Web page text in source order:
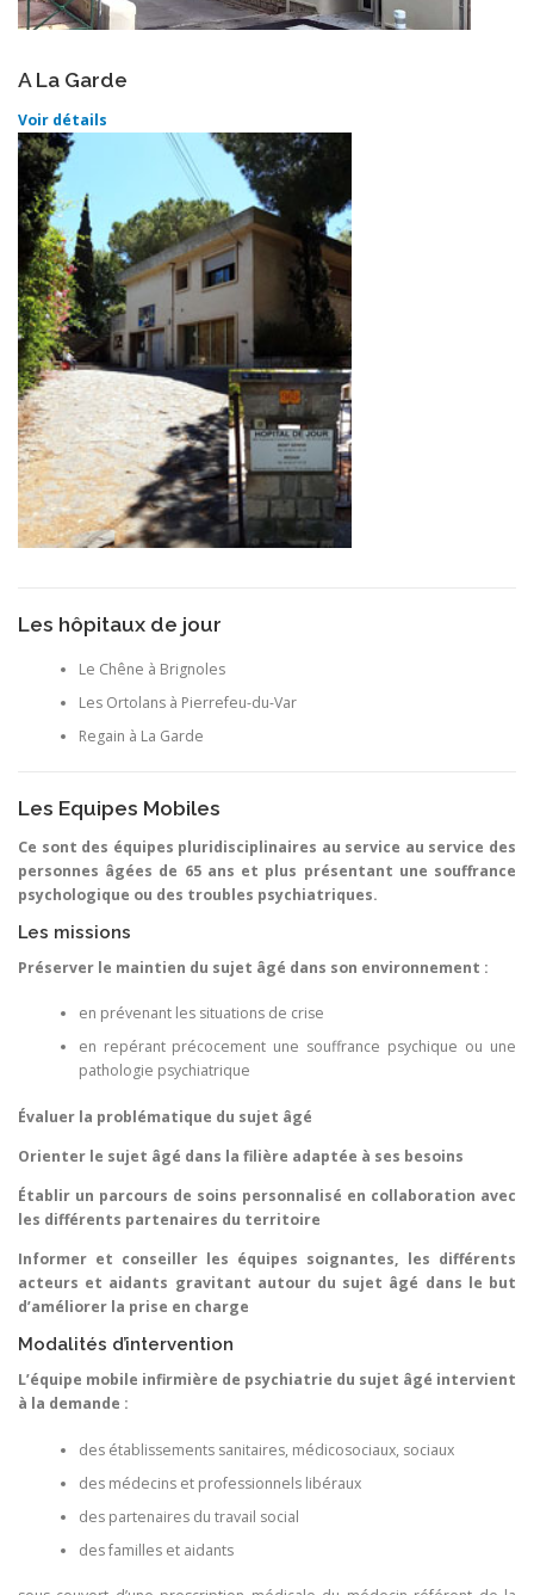
A La Garde
Voir détails
Les hôpitaux de jour
Le Chêne à Brignoles
Les Ortolans à Pierrefeu-du-Var
Regain à La Garde
Les Equipes Mobiles
Ce sont des équipes pluridisciplinaires au service au service des
personnes âgées de 65 ans et plus présentant une souffrance
psychologique ou des troubles psychiatriques.
Les missions
Préserver le maintien du sujet âgé dans son environnement :
en prévenant les situations de crise
en repérant précocement une souffrance psychique ou une
pathologie psychiatrique
Évaluer la problématique du sujet âgé
Orienter le sujet âgé dans la filière adaptée à ses besoins
Établir un parcours de soins personnalisé en collaboration avec
les différents partenaires du territoire
Informer et conseiller les équipes soignantes, les différents
acteurs et aidants gravitant autour du sujet âgé dans le but
d’améliorer la prise en charge
Modalités d’intervention
L’équipe mobile infirmière de psychiatrie du sujet âgé intervient
à la demande :
des établissements sanitaires, médicosociaux, sociaux
des médecins et professionnels libéraux
des partenaires du travail social
des familles et aidants